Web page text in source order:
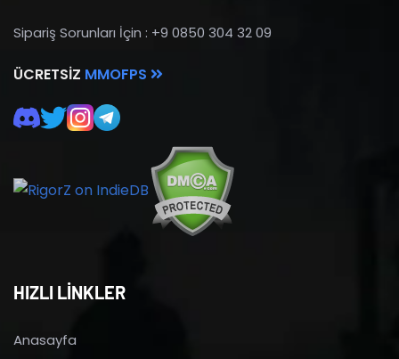
Sipariş Sorunları İçin : +9 0850 304 32 09
ÜCRETSIZ MMOFPS
HIZLI LİNKLER
Anasayfa